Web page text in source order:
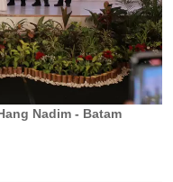
Nadim - Batam